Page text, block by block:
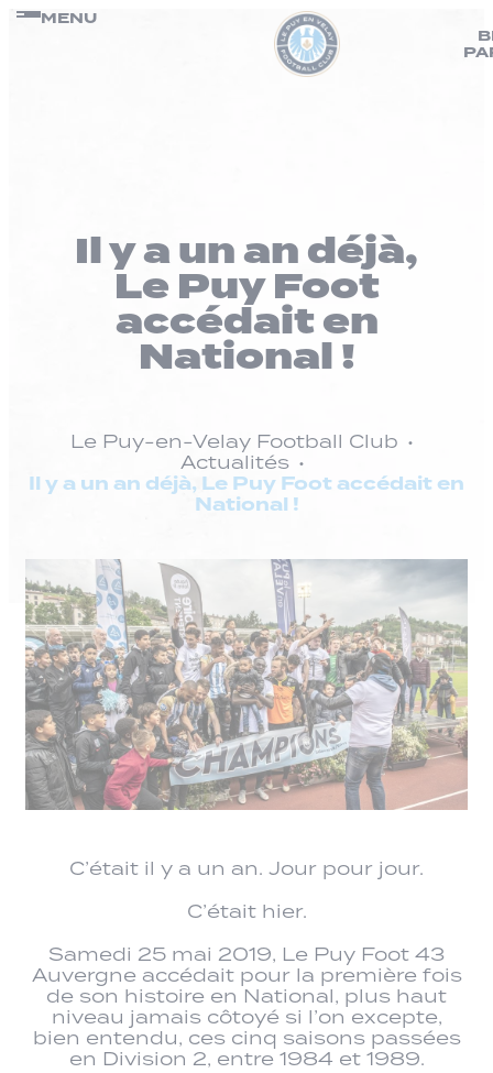
Passer
MENU
Il y a un an déjà,
Le Puy Foot
accédait en
National !
Le Puy-en-Velay Football Club
Actualités
Il y a un an déjà, Le Puy Foot accédait en
National !
C’était il y a un an. Jour pour jour.
C’était hier.
Samedi 25 mai 2019, Le Puy Foot 43
Auvergne accédait pour la première fois
de son histoire en National, plus haut
niveau jamais côtoyé si l’on excepte,
bien entendu, ces cinq saisons passées
en Division 2, entre 1984 et 1989.
Panneau de gestion des cookies